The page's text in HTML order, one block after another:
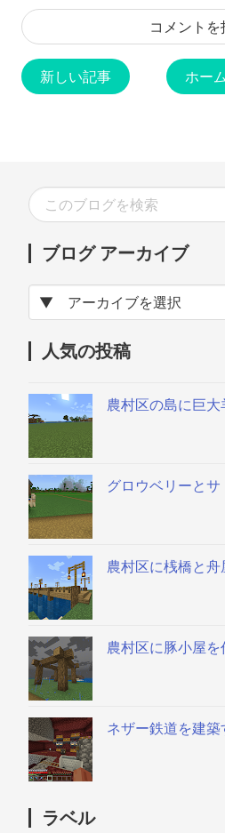
コメントを
新しい記事 ホー
ブログ アーカイブ
人気の投稿
農村区の島に巨大
グロウベリーと
農村区に桟橋と舟
農村区に豚小屋を
ネザー鉄道を建築
ラベル